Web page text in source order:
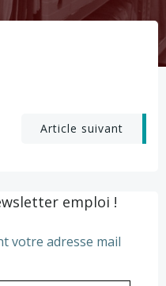
PostArticle suivant
emploi !
votre adresse mail